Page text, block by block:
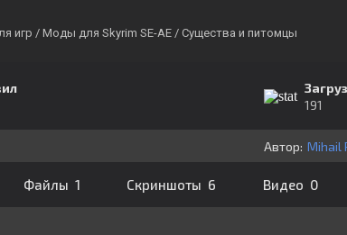
игр / Моды для Skyrim SE-AE / Существа и питомцы
191
Автор:
Файлы 1 Скриншоты 6 Видео 0